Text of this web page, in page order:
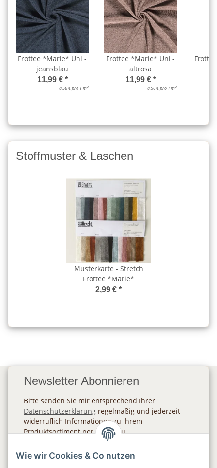
Frottee *Marie* Uni -
jeansblau
11,99 € *
8,56 € pro 1 m2
Frottee *Marie* Uni -
altrosa
11,99 € *
8,56 € pro 1 m2
Stoffmuster & Laschen
Musterkarte - Stretch
Frottee *Marie*
2,99 € *
Newsletter Abonnieren
Bitte senden Sie mir entsprechend Ihrer
Datenschutzerklärung regelmäßig und jederzeit
widerruflich Informationen zu Ihrem
Produktsortiment per E-Mail zu.
Wie wir Cookies & Co nutzen